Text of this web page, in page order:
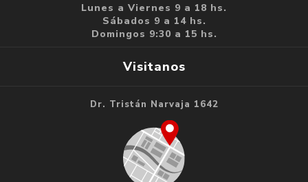
Lunes a Viernes 9 a 18 hs.
Sábados 9 a 14 hs.
Domingos 9:30 a 15 hs.
Visitanos
Dr. Tristán Narvaja 1642